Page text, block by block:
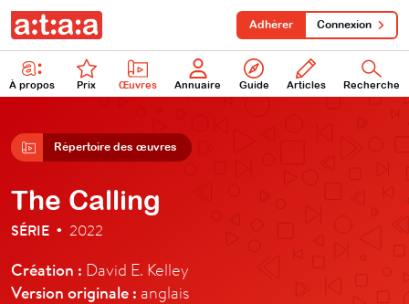
À propos Prix Œuvres Annuaire Guide Articles Recherche
Adhérer Connexion
Répertoire des œuvres
The Calling
SÉRIE • 2022
Création : David E. Kelley
Version originale : anglais